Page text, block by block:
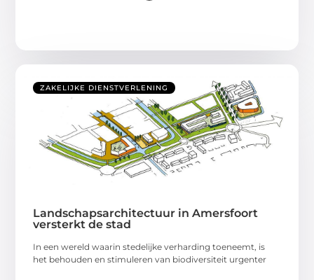
ZAKELIJKE DIENSTVERLENING
Landschapsarchitectuur in Amersfoort
versterkt de stad
In een wereld waarin stedelijke verharding toeneemt, is
het behouden en stimuleren van biodiversiteit urgenter